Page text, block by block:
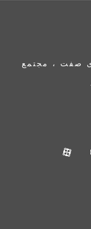
صفت ، مجتمع